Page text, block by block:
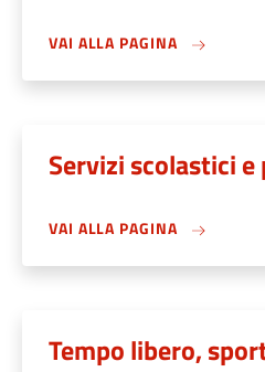
VAI ALLA PAGINA
Servizi scolastici
VAI ALLA PAGINA
Tempo libero,